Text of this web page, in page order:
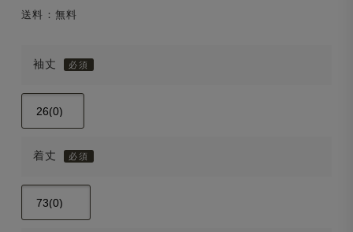
送料：無料
袖丈
着丈